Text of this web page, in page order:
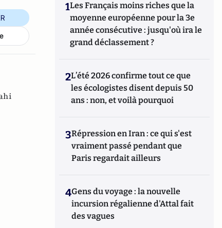
1Les Français moins riches que la
moyenne européenne pour la 3e
année consécutive : jusqu'où ira le
grand déclassement ?
2L’été 2026 confirme tout ce que
les écologistes disent depuis 50
ans : non, et voilà pourquoi
3Répression en Iran : ce qui s'est
vraiment passé pendant que
Paris regardait ailleurs
4Gens du voyage : la nouvelle
incursion régalienne d'Attal fait
des vagues